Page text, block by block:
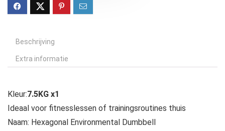
Beschrijving
Extra informatie
Kleur:7.5KG x1
Ideaal voor fitnesslessen of trainingsroutines thuis
Naam: Hexagonal Environmental Dumbbell